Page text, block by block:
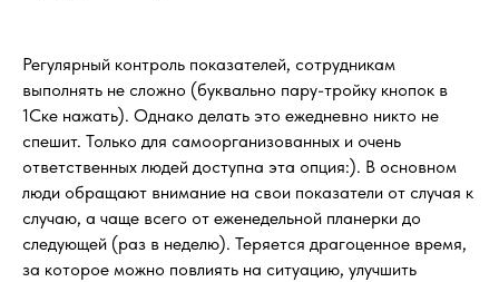
Регулярный контроль показателей, сотрудникам
выполнять не сложно (буквально пару-тройку кнопок в
1Ске нажать). Однако делать это ежедневно никто не
спешит. Только для самоорганизованных и очень
ответственных людей доступна эта опция:). В основном
люди обращают внимание на свои показатели от случая к
случаю, а чаще всего от еженедельной планерки до
следующей (раз в неделю). Теряется драгоценное время,
за которое можно повлиять на ситуацию, улучшить